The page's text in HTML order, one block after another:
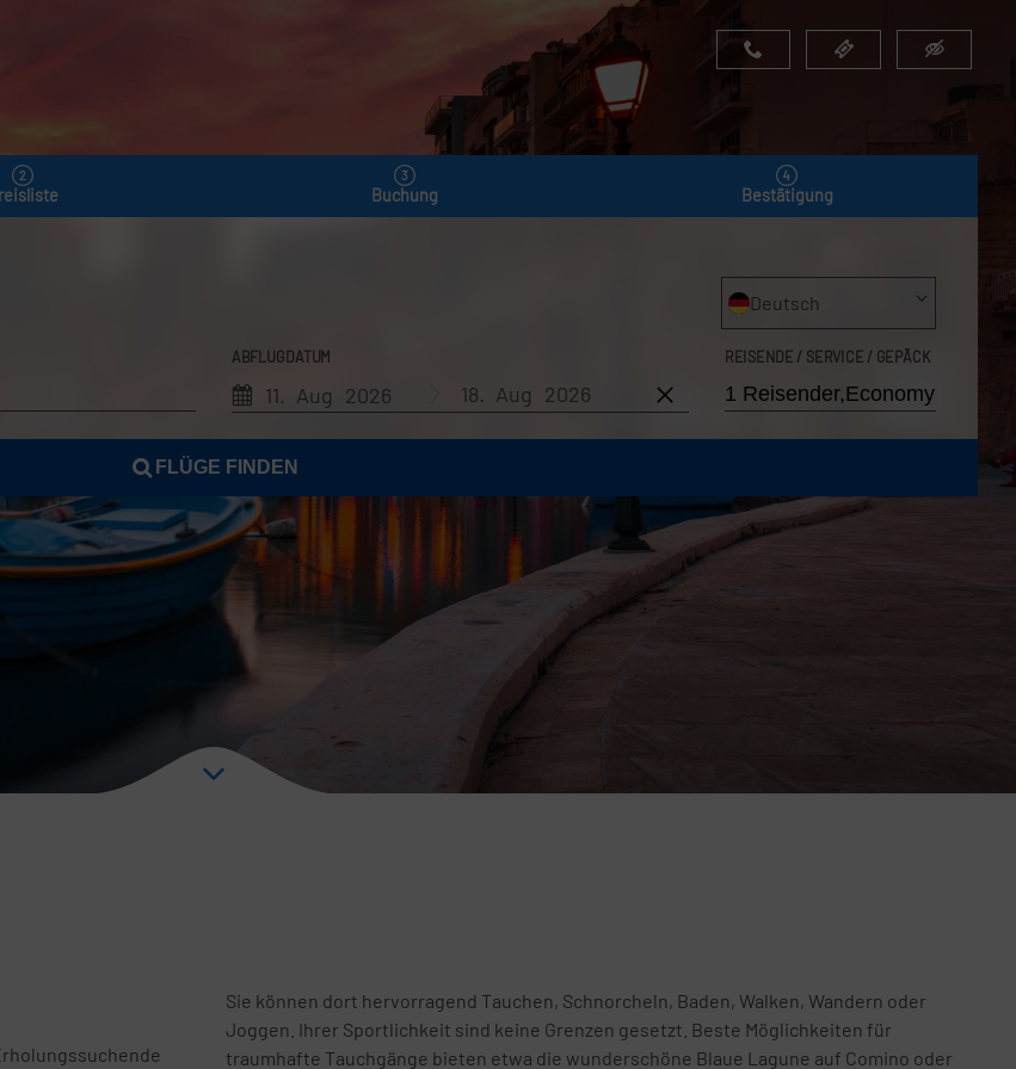
Buchung Bestätigung
Deutsch
ABFLUGDATUM
11. Aug 2026 18. Aug 2026
REISENDE / SERVICE / GEPÄCK
FLÜGE FINDEN
Sie können dort hervorragend Tauchen, Schnorcheln, Baden, Walken, Wandern oder
Joggen. Ihrer Sportlichkeit sind keine Grenzen gesetzt. Beste Möglichkeiten für
traumhafte Tauchgänge bieten etwa die wunderschöne Blaue Lagune auf Comino oder